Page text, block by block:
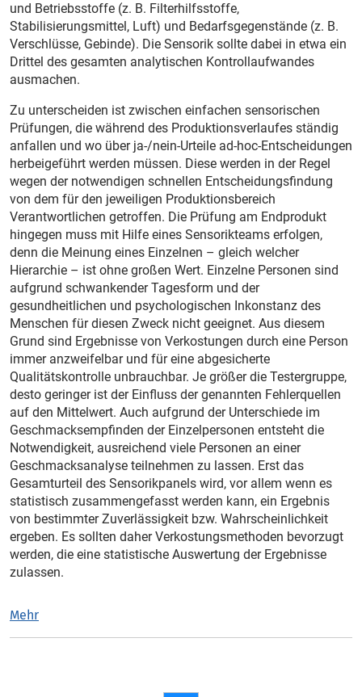
und Betriebsstoffe (z. B. Filterhilfsstoffe,
Stabilisierungsmittel, Luft) und Bedarfsgegenstände (z. B.
Verschlüsse, Gebinde). Die Sensorik sollte dabei in etwa ein
Drittel des gesamten analytischen Kontrollaufwandes
ausmachen.
Zu unterscheiden ist zwischen einfachen sensorischen
Prüfungen, die während des Produktionsverlaufes ständig
anfallen und wo über ja-/nein-Urteile ad-hoc-Entscheidungen
herbeigeführt werden müssen. Diese werden in der Regel
wegen der notwendigen schnellen Entscheidungsfindung
von dem für den jeweiligen Produktionsbereich
Verantwortlichen getroffen. Die Prüfung am Endprodukt
hingegen muss mit Hilfe eines Sensorikteams erfolgen,
denn die Meinung eines Einzelnen – gleich welcher
Hierarchie – ist ohne großen Wert. Einzelne Personen sind
aufgrund schwankender Tagesform und der
gesundheitlichen und psychologischen Inkonstanz des
Menschen für diesen Zweck nicht geeignet. Aus diesem
Grund sind Ergebnisse von Verkostungen durch eine Person
immer anzweifelbar und für eine abgesicherte
Qualitätskontrolle unbrauchbar. Je größer die Testergruppe,
desto geringer ist der Einfluss der genannten Fehlerquellen
auf den Mittelwert. Auch aufgrund der Unterschiede im
Geschmacksempfinden der Einzelpersonen entsteht die
Notwendigkeit, ausreichend viele Personen an einer
Geschmacksanalyse teilnehmen zu lassen. Erst das
Gesamturteil des Sensorikpanels wird, vor allem wenn es
statistisch zusammengefasst werden kann, ein Ergebnis
von bestimmter Zuverlässigkeit bzw. Wahrscheinlichkeit
ergeben. Es sollten daher Verkostungsmethoden bevorzugt
werden, die eine statistische Auswertung der Ergebnisse
zulassen.
Mehr